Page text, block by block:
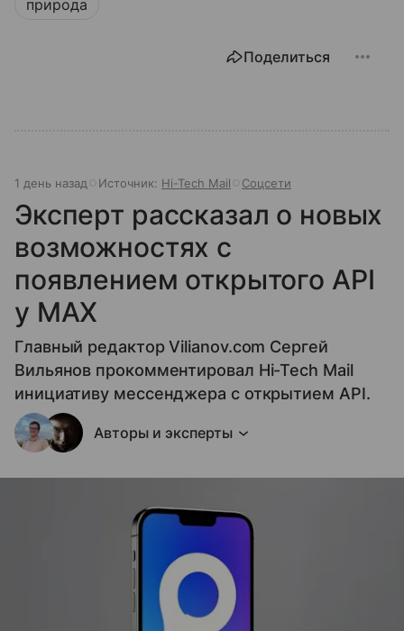
природа
Поделиться
1 день назад Источник: Hi-Tech Mail Соцсети
Эксперт рассказал о новых
возможностях с
появлением открытого API
у МАХ
Главный редактор Vilianov.com Сергей
Вильянов прокомментировал Hi-Tech Mail
инициативу мессенджера с открытием API.
Авторы и эксперты